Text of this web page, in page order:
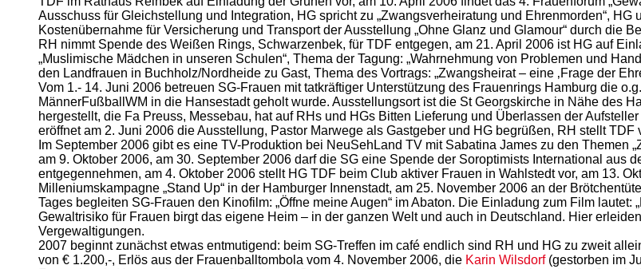
Ausschuss für Gleichstellung und Integration, HG spricht zu „Zwangsverheiratung und Ehrenmorden“,
Kostenübernahme für Versicherung und Transport der Ausstellung „Ohne Glanz und Glamour“ durch die
RH nimmt Spende des Weißen Rings, Schwarzenbek, für TDF entgegen, am 21. April 2006 ist HG auf
„Muslimische Mädchen in unseren Schulen“, Thema der Tagung: „Wahrnehmung von Problemen und
den Landfrauen in Buchholz/Nordheide zu Gast, Thema des Vortrags: „Zwangsheirat – eine ‚Frage der
Vom 1.- 14. Juni 2006 betreuen SG-Frauen mit tatkräftiger Unterstützung des Frauenrings Hamburg die
MännerFußballWM in die Hansestadt geholt wurde. Ausstellungsort ist die St Georgskirche in Nähe des
hergestellt, die Fa Preuss, Messebau, hat auf RHs und HGs Bitten Lieferung und Überlassen der
eröffnet am 2. Juni 2006 die Ausstellung, Pastor Marwege als Gastgeber und HG begrüßen, RH stellt TDF
Im September 2006 gibt es eine TV-Produktion bei NeuSehLand TV mit Sabatina James zu den Themen
am 9. Oktober 2006, am 30. September 2006 darf die SG eine Spende der Soroptimists International aus
entgegennehmen, am 4. Oktober 2006 stellt HG TDF beim Club aktiver Frauen in Wahlstedt vor, am 13.
Milleniumskampagne „Stand Up“ in der Hamburger Innenstadt, am 25. November 2006 an der
Tages begleiten SG-Frauen den Kinofilm: „Öffne meine Augen“ im Abaton. Die Einladung zum Film
Gewaltrisiko für Frauen birgt das eigene Heim – in der ganzen Welt und auch in Deutschland. Hier
Vergewaltigungen.
2007 beginnt zunächst etwas entmutigend: beim SG-Treffen im café endlich sind RH und HG zu zweit
von € 1.200,-, Erlös aus der Frauenballtombola vom 4. November 2006, die Karin Wilsdorf(gestorben im